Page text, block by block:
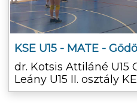
KSE U15 - MATE -
dr. Kotsis Attiláné U15
Leány U15 II. osztály